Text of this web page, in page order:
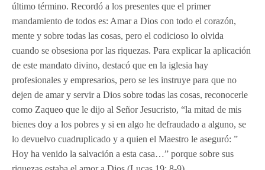
último término. Recordó a los presentes que el primer
mandamiento de todos es: Amar a Dios con todo el corazón,
mente y sobre todas las cosas, pero el codicioso lo olvida
cuando se obsesiona por las riquezas. Para explicar la aplicación
de este mandato divino, destacó que en la iglesia hay
profesionales y empresarios, pero se les instruye para que no
dejen de amar y servir a Dios sobre todas las cosas, reconocerle
como Zaqueo que le dijo al Señor Jesucristo, “la mitad de mis
bienes doy a los pobres y si en algo he defraudado a alguno, se
lo devuelvo cuadruplicado y a quien el Maestro le aseguró: ”
Hoy ha venido la salvación a esta casa…” porque sobre sus